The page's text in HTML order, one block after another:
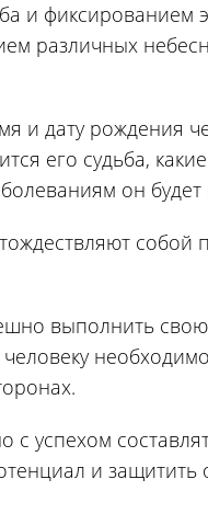
и фиксированием
различных
и дату рождения
его судьба,
он
собой
выполнить
с успехом
и защитить